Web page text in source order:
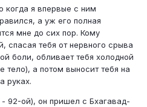
когда я впервые с ним
а уж его полная
мне до сих пор. Кому
спасая тебя от нервного срыва
боли, обливает тебя холодной
тело), а потом выносит тебя на
руках.
92-ой), он пришел с Бхагавад-